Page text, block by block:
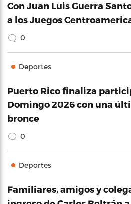
Con Juan Luis Guerra
a los Juegos
0
Deportes
Puerto Rico finaliza
Domingo 2026 con una
bronce
0
Deportes
Familiares, amigos y